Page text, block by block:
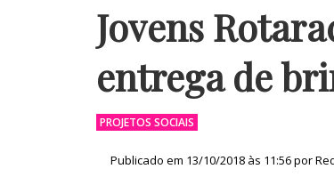
Jovens
entrega de
Publicado em 13/10/2018 às 11:56 por